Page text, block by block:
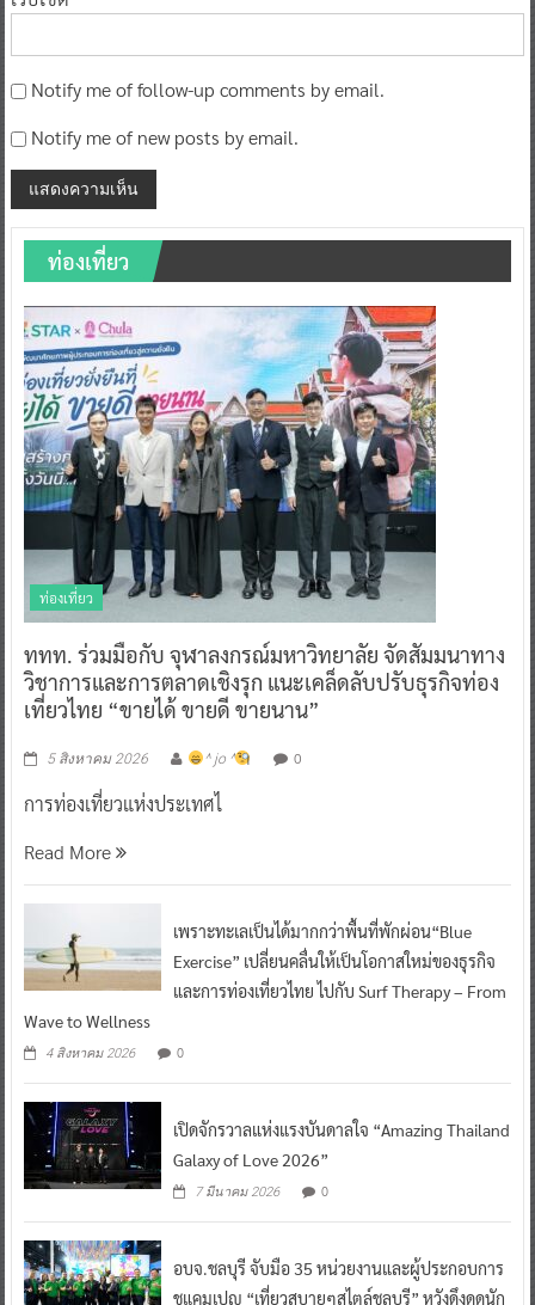
Notify me of follow-up comments by email.
Notify me of new posts by email.
ท่องเที่ยว
ท่องเที่ยว
ททท. ร่วมมือกับ จุฬาลงกรณ์มหาวิทยาลัย จัดสัมมนาทาง
วิชาการและการตลาดเชิงรุก แนะเคล็ดลับปรับธุรกิจท่อง
เที่ยวไทย “ขายได้ ขายดี ขายนาน”
5 สิงหาคม 2026 ^ jo ^ 0
การท่องเที่ยวแห่งประเทศไ
Read More
เพราะทะเลเป็นได้มากกว่าพื้นที่พักผ่อน“Blue
Exercise” เปลี่ยนคลื่นให้เป็นโอกาสใหม่ของธุรกิจ
และการท่องเที่ยวไทย ไปกับ Surf Therapy – From
Wave to Wellness
4 สิงหาคม 2026 0
เปิดจักรวาลแห่งแรงบันดาลใจ “Amazing Thailand
Galaxy of Love 2026”
7 มีนาคม 2026 0
อบจ.ชลบุรี จับมือ 35 หน่วยงานและผู้ประกอบการ
ชูแคมเปญ “เที่ยวสบายๆสไตล์ชลบุรี” หวังดึงดูดนัก